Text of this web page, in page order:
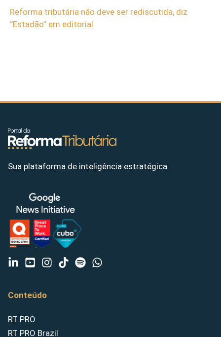
Reforma tributária não deve ser rediscutida, diz
“Estadão” em editorial
Sua plataforma de inteligência estratégica
Conteúdo
RT PRO
RT PRO Brazil